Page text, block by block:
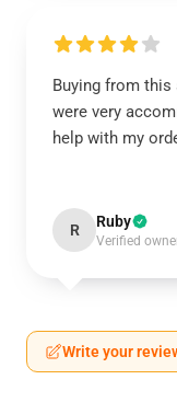
Buying from this
were very
help with my
R Ruby
Verified
Write your